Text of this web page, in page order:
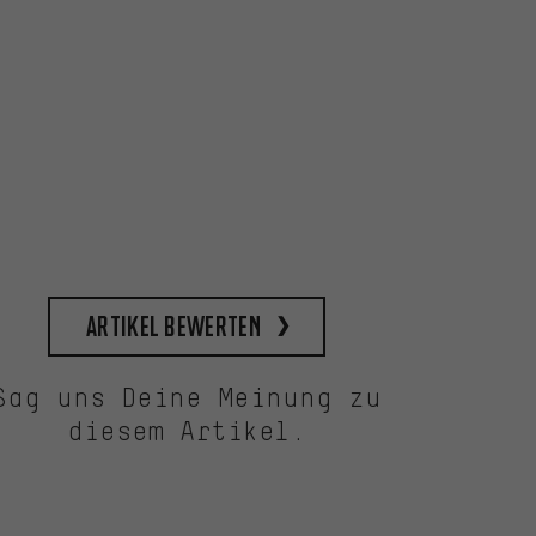
Artikel bewerten
uns Deine Meinung zu
diesem Artikel.